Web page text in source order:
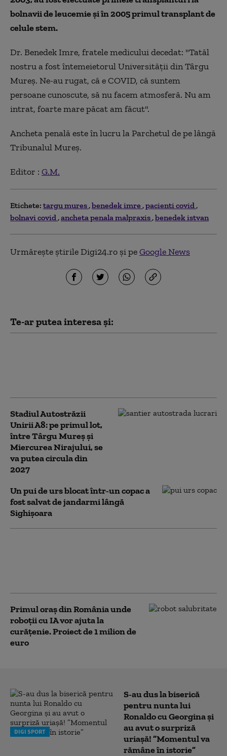
bolnavii de leucemie și în 2005 primul transplant de
celule stem.
Dr. Benedek Imre, fratele medicului decedat: "Tatăl
nostru a fost întemeietorul Universității din Târgu
Mureș. Ne-au rugat, că e COVID, că suntem
persoane cunoscute, să nu facem atmosferă. Nu am
intrat, foarte mare păcat am făcut".
Ancheta penală este în lucru la Parchetul de pe lângă
Tribunalul Mureș.
Editor : G.M.
Etichete: targu mures benedek imre pacienti covid
bolnavi covid ancheta penala malpraxis benedek istvan
Urmărește știrile Digi24.ro și peGoogle News
Te-ar putea interesa și:
Stadiul Autostrăzii
Unirii A8: pe primul lot,
între Târgu Mureș și
Miercurea Nirajului, se
va putea circula din
2027
Un pui de urs blocat într-un copac a
fost salvat de jandarmi lângă
Sighișoara
Primul oraș din România unde
roboții cu IA vor ajuta la
curățenie. Proiect de 1 milion de
euro
DIGI SPORT
S-au dus la biserică
pentru nunta lui
Ronaldo cu Georgina și
au avut o surpriză
uriașă! ”Momentul va
rămâne în istorie”